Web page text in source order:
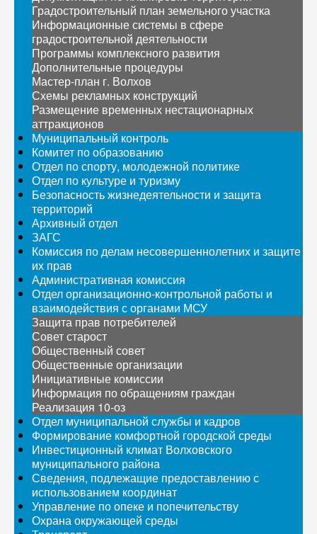
Градостроительный план земельного участка
Информационные системы в сфере
градостроительной деятельности
Программы комплексного развития
Дополнительные процедуры
Мастер-план г. Волхов
Схемы рекламных конструкций
Размещение временных нестационарных
аттракционов
Муниципальный контроль
Комитет по образованию
Отдел по спорту, молодежной политике
Отдел по культуре и туризму
Безопасность жизнедеятельности и защита
территорий
Архивный отдел
ЗАГС
Комиссия по делам несовершеннолетних и защите
их прав
Административная комиссия
Отдел организационно-контрольной работы и
взаимодействия с органами МСУ
Защита прав потребителей
Совет старост
Общественный совет
Общественные организации
Инициативные комиссии
Информация по обращениям граждан
Реализация 10-оз
Отдел муниципальной службы и кадров
Формирование комфортной городской среды
Инвестиционный климат Волховского
муниципального района
Сведения, подлежащие предоставлению с
использованием координат
Управление по опеке и попечительству
Охрана окружающей среды